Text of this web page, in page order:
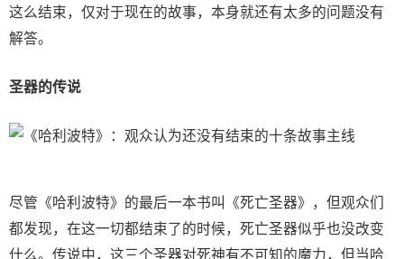
这么结束，仅对于现在的故事，本身就还有太多的问题没有
解答。
圣器的传说
尽管《哈利波特》的最后一本书叫《死亡圣器》，但观众们
都发现，在这一切都结束了的时候，死亡圣器似乎也没改变
什么。传说中，这三个圣器对死神有不可知的魔力，但当哈